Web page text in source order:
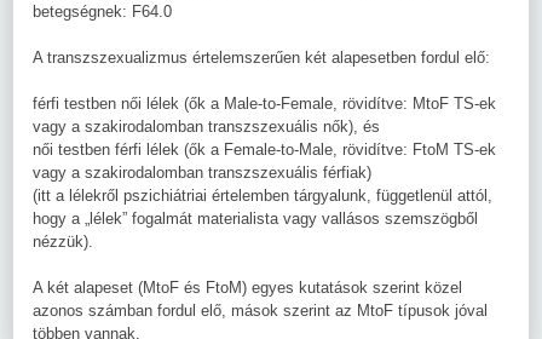
betegségnek: F64.0
A transzszexualizmus értelemszerűen két alapesetben fordul elő:
férfi testben női lélek (ők a Male-to-Female, rövidítve: MtoF TS-ek
vagy a szakirodalomban transzszexuális nők), és
női testben férfi lélek (ők a Female-to-Male, rövidítve: FtoM TS-ek
vagy a szakirodalomban transzszexuális férfiak)
(itt a lélekről pszichiátriai értelemben tárgyalunk, függetlenül attól,
hogy a „lélek” fogalmát materialista vagy vallásos szemszögből
nézzük).
A két alapeset (MtoF és FtoM) egyes kutatások szerint közel
azonos számban fordul elő, mások szerint az MtoF típusok jóval
többen vannak.